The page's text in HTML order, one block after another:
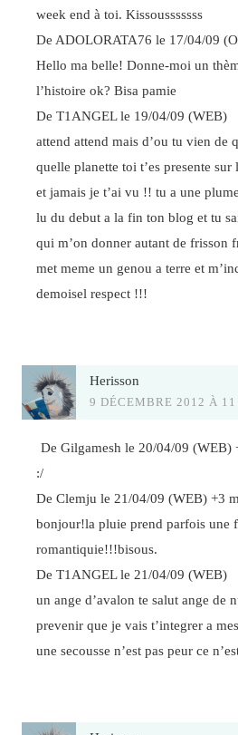
week end à toi. Kissousssssss
De ADOLORATA76 le 17/04/09
Hello ma belle! Donne-moi un
l’histoire ok? Bisa pamie
De T1ANGEL le 19/04/09 (WEB)
attend attend mais d’ou tu vien de
quelle planette toi t’es presente
et jamais je t’ai vu !! tu a une
lu du debut a la fin ton blog et tu
qui m’on donner autant de frisson
met meme un genou a terre et
demoisel respect !!!
Herisson
9 DÉCEMBRE 2012 À
De Gilgamesh le 20/04/09 (WEB)
:/
De Clemju le 21/04/09 (WEB) +3
bonjour!la pluie prend parfois une
romantiquie!!!bisous.
De T1ANGEL le 21/04/09 (WEB)
un ange d’avalon te salut ange de
prevenir que je vais t’integrer a
une secousse n’est pas peur ce